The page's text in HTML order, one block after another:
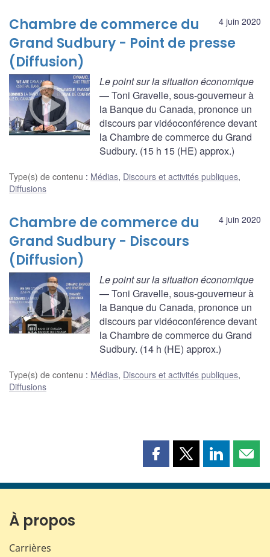
4 juin 2020
Chambre de commerce du
Grand Sudbury - Point de presse
(Diffusion)
Le point sur la situation économique
— Toni Gravelle, sous-gouverneur à
la Banque du Canada, prononce un
discours par vidéoconférence devant
la Chambre de commerce du Grand
Sudbury. (15 h 15 (HE) approx.)
Type(s) de contenu : Médias, Discours et activités publiques,
Diffusions
4 juin 2020
Chambre de commerce du
Grand Sudbury - Discours
(Diffusion)
Le point sur la situation économique
— Toni Gravelle, sous-gouverneur à
la Banque du Canada, prononce un
discours par vidéoconférence devant
la Chambre de commerce du Grand
Sudbury. (14 h (HE) approx.)
Type(s) de contenu : Médias, Discours et activités publiques,
Diffusions
Partager
page
Partager
page
Partager
page page
À propos
Carrières